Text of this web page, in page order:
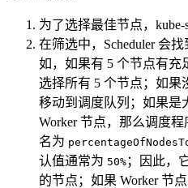
为了选择最佳节点，
在筛选中，Scheduler 会
如，如果有 5 个节点有充
选择所有 5 个节点；如果
移动到调度队列；如果是
Worker 节点，那么调度
名为
认值通常为 50% ；因此，
的节点；如果 Worker 节